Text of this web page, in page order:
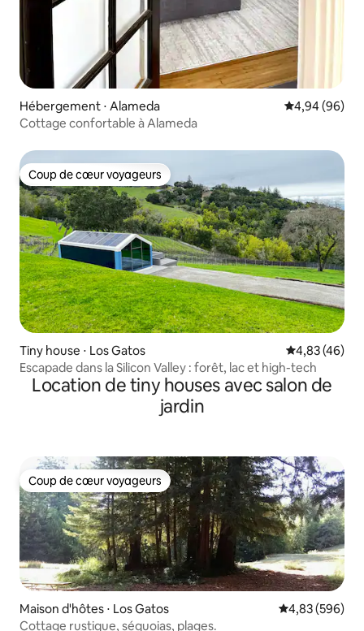
Hébergement ⋅ Alameda Évaluation
4,94 (96)
Cottage confortable à Alameda
Coup de cœur voyageurs
Coup de cœur voyageurs
Tiny house ⋅ Los Gatos Évaluation
4,83 (46)
Escapade dans la Silicon Valley : forêt, lac et high-tech
Location de tiny houses avec salon de
jardin
Coup de cœur voyageurs
Coup de cœur voyageurs
Maison d'hôtes ⋅ Los Gatos Évaluation
4,83 (596)
Cottage rustique, séquoias, plages.